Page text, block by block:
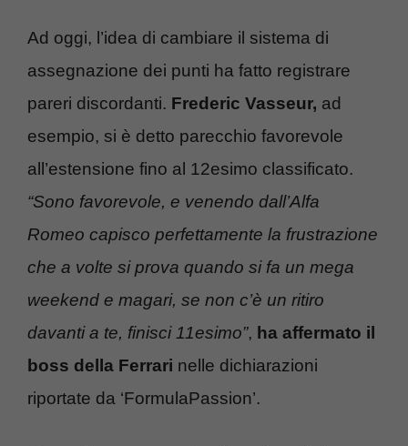
Ad oggi, l’idea di cambiare il sistema di
assegnazione dei punti ha fatto registrare
pareri discordanti. Frederic Vasseur, ad
esempio, si è detto parecchio favorevole
all’estensione fino al 12esimo classificato.
“Sono favorevole, e venendo dall’Alfa
Romeo capisco perfettamente la frustrazione
che a volte si prova quando si fa un mega
weekend e magari, se non c’è un ritiro
davanti a te, finisci 11esimo”, ha affermato il
boss della Ferrari nelle dichiarazioni
riportate da ‘FormulaPassion’.